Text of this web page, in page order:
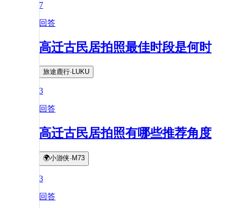
7
回答
高迁古民居拍照最佳时段是何时
旅途鹿行·LUKU
3
回答
高迁古民居拍照有哪些推荐角度
🌍小游侠·M73
3
回答